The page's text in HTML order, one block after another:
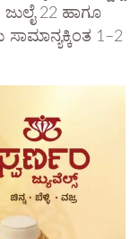
22 ಹಾಗೂ
1–2